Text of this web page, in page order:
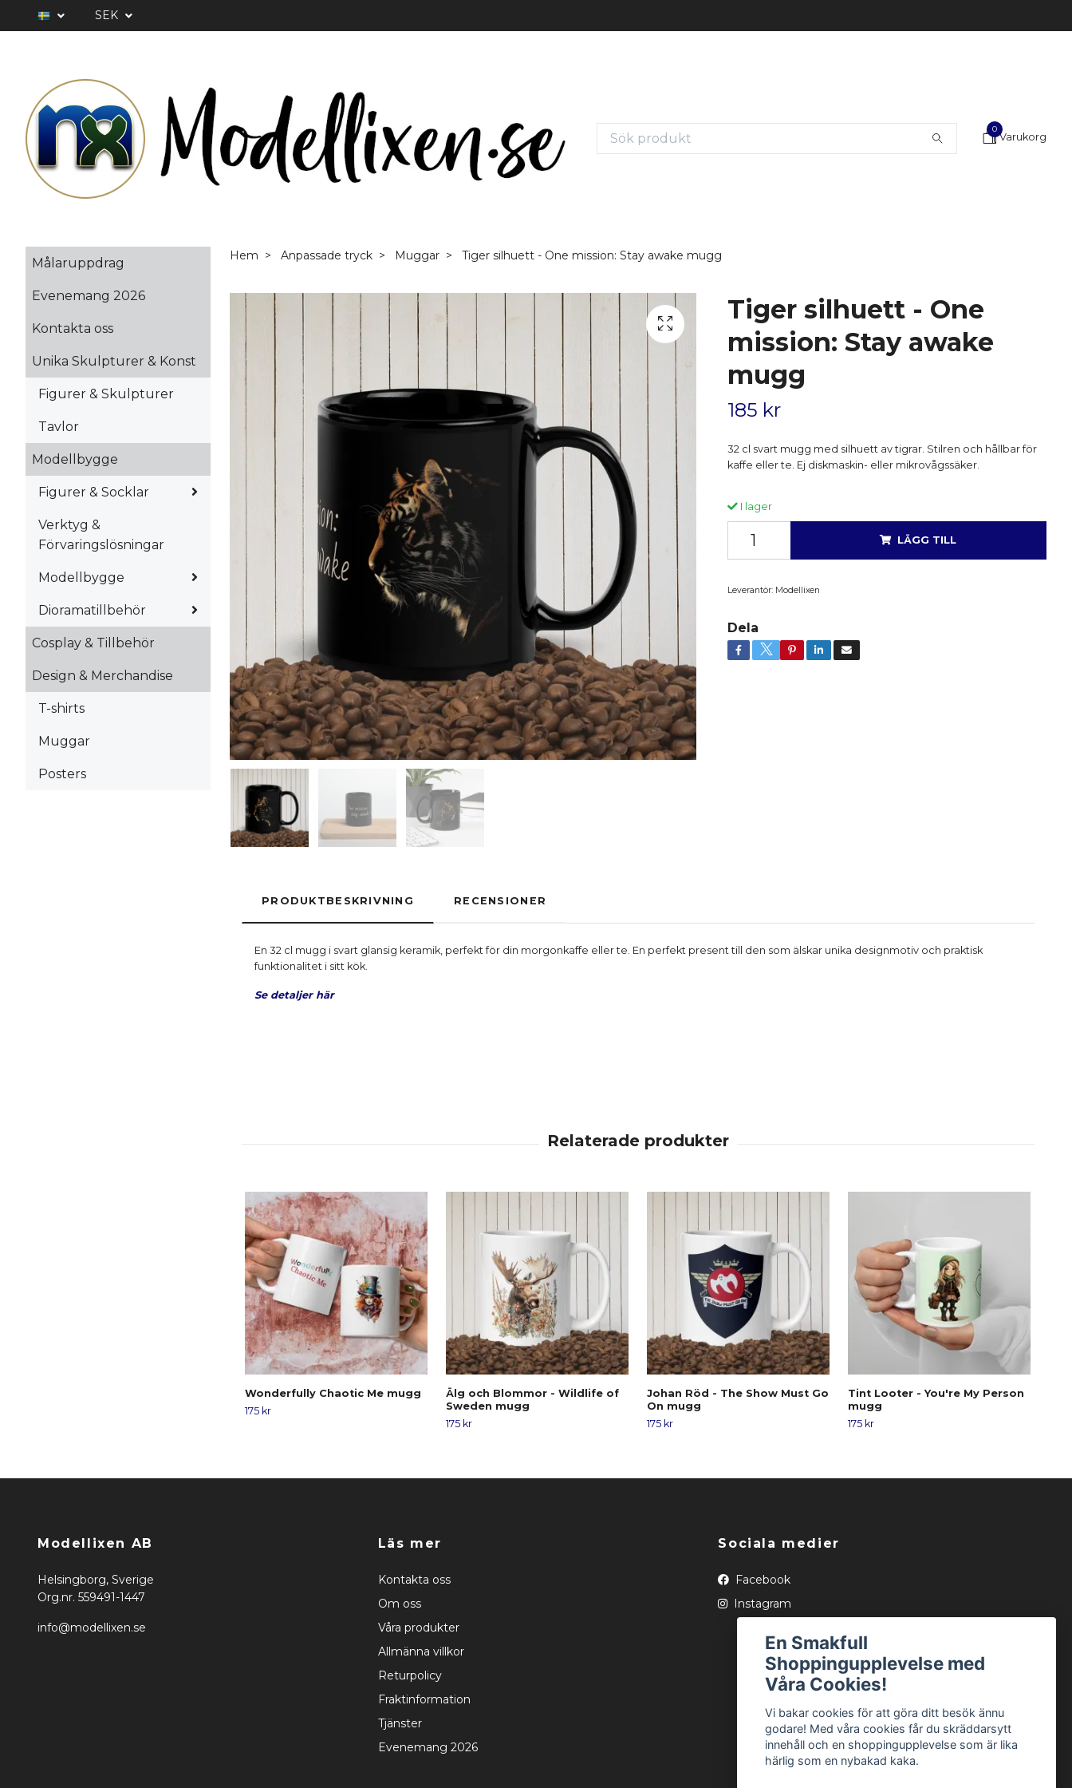
SEK
0
Varukorg
Målaruppdrag
Evenemang 2026
Kontakta oss
Unika Skulpturer & Konst
Figurer & Skulpturer
Tavlor
Modellbygge
Figurer & Socklar
Verktyg &
Förvaringslösningar
Modellbygge
Dioramatillbehör
Cosplay & Tillbehör
Design & Merchandise
T-shirts
Muggar
Posters
Hem Anpassade tryck Muggar Tiger silhuett - One mission: Stay awake mugg
Tiger silhuett - One
mission: Stay awake
mugg
185 kr
32 cl svart mugg med silhuett av tigrar. Stilren och hållbar för
kaffe eller te. Ej diskmaskin- eller mikrovågssäker.
I lager
LÄGG TILL
Leverantör: Modellixen
Dela
PRODUKTBESKRIVNING RECENSIONER
En 32 cl mugg i svart glansig keramik, perfekt för din morgonkaffe eller te. En perfekt present till den som älskar unika designmotiv och praktisk
funktionalitet i sitt kök.
Se detaljer här
Wonderfully Chaotic Me mugg
175 kr
Älg och Blommor - Wildlife of
Sweden mugg
175 kr
Johan Röd - The Show Must Go
On mugg
175 kr
Tint Looter - You're My Person
mugg
175 kr
Modellixen AB
Helsingborg, Sverige
Org.nr. 559491-1447
info@modellixen.se
Läs mer
Kontakta oss
Om oss
Våra produkter
Allmänna villkor
Returpolicy
Fraktinformation
Tjänster
Evenemang 2026
Sociala medier
Facebook
Instagram
En Smakfull
Shoppingupplevelse med
Våra Cookies!
Vi bakar cookies för att göra ditt besök ännu
godare! Med våra cookies får du skräddarsytt
innehåll och en shoppingupplevelse som är lika
härlig som en nybakad kaka.